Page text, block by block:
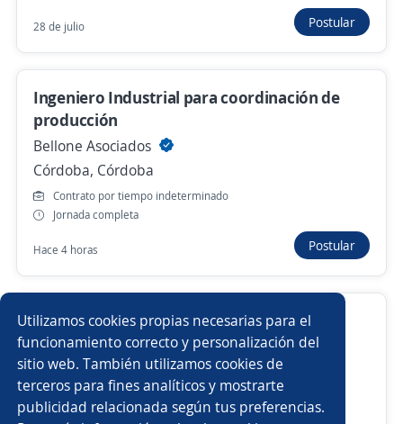
Utilizamos cookies propias necesarias para el
funcionamiento correcto y personalización del
sitio web. También utilizamos cookies de
terceros para fines analíticos y mostrarte
publicidad relacionada según tus preferencias.
Anterior Siguiente
Nuevas ofertas de empleo
Empleos similares
Maestranzas
Supervisor/a Gerente de sucursal
Ejecutivo/a comercial Operario/a
Promovendedor/a Encargado/a de cocina
Buscar es más fácil en la app
28 de julio Postular
Ingeniero Industrial para coordinación de
producción
Bellone Asociados
Córdoba, Córdoba
Contrato por tiempo indeterminado
Jornada completa
Hace 4 horas Postular
Responsable de calidad
Importante empresa del sector
Córdoba, Córdoba
Contrato por tiempo indeterminado
Jornada completa